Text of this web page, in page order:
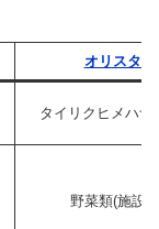
オリスター
タイリクヒメハナ
野菜類(施設